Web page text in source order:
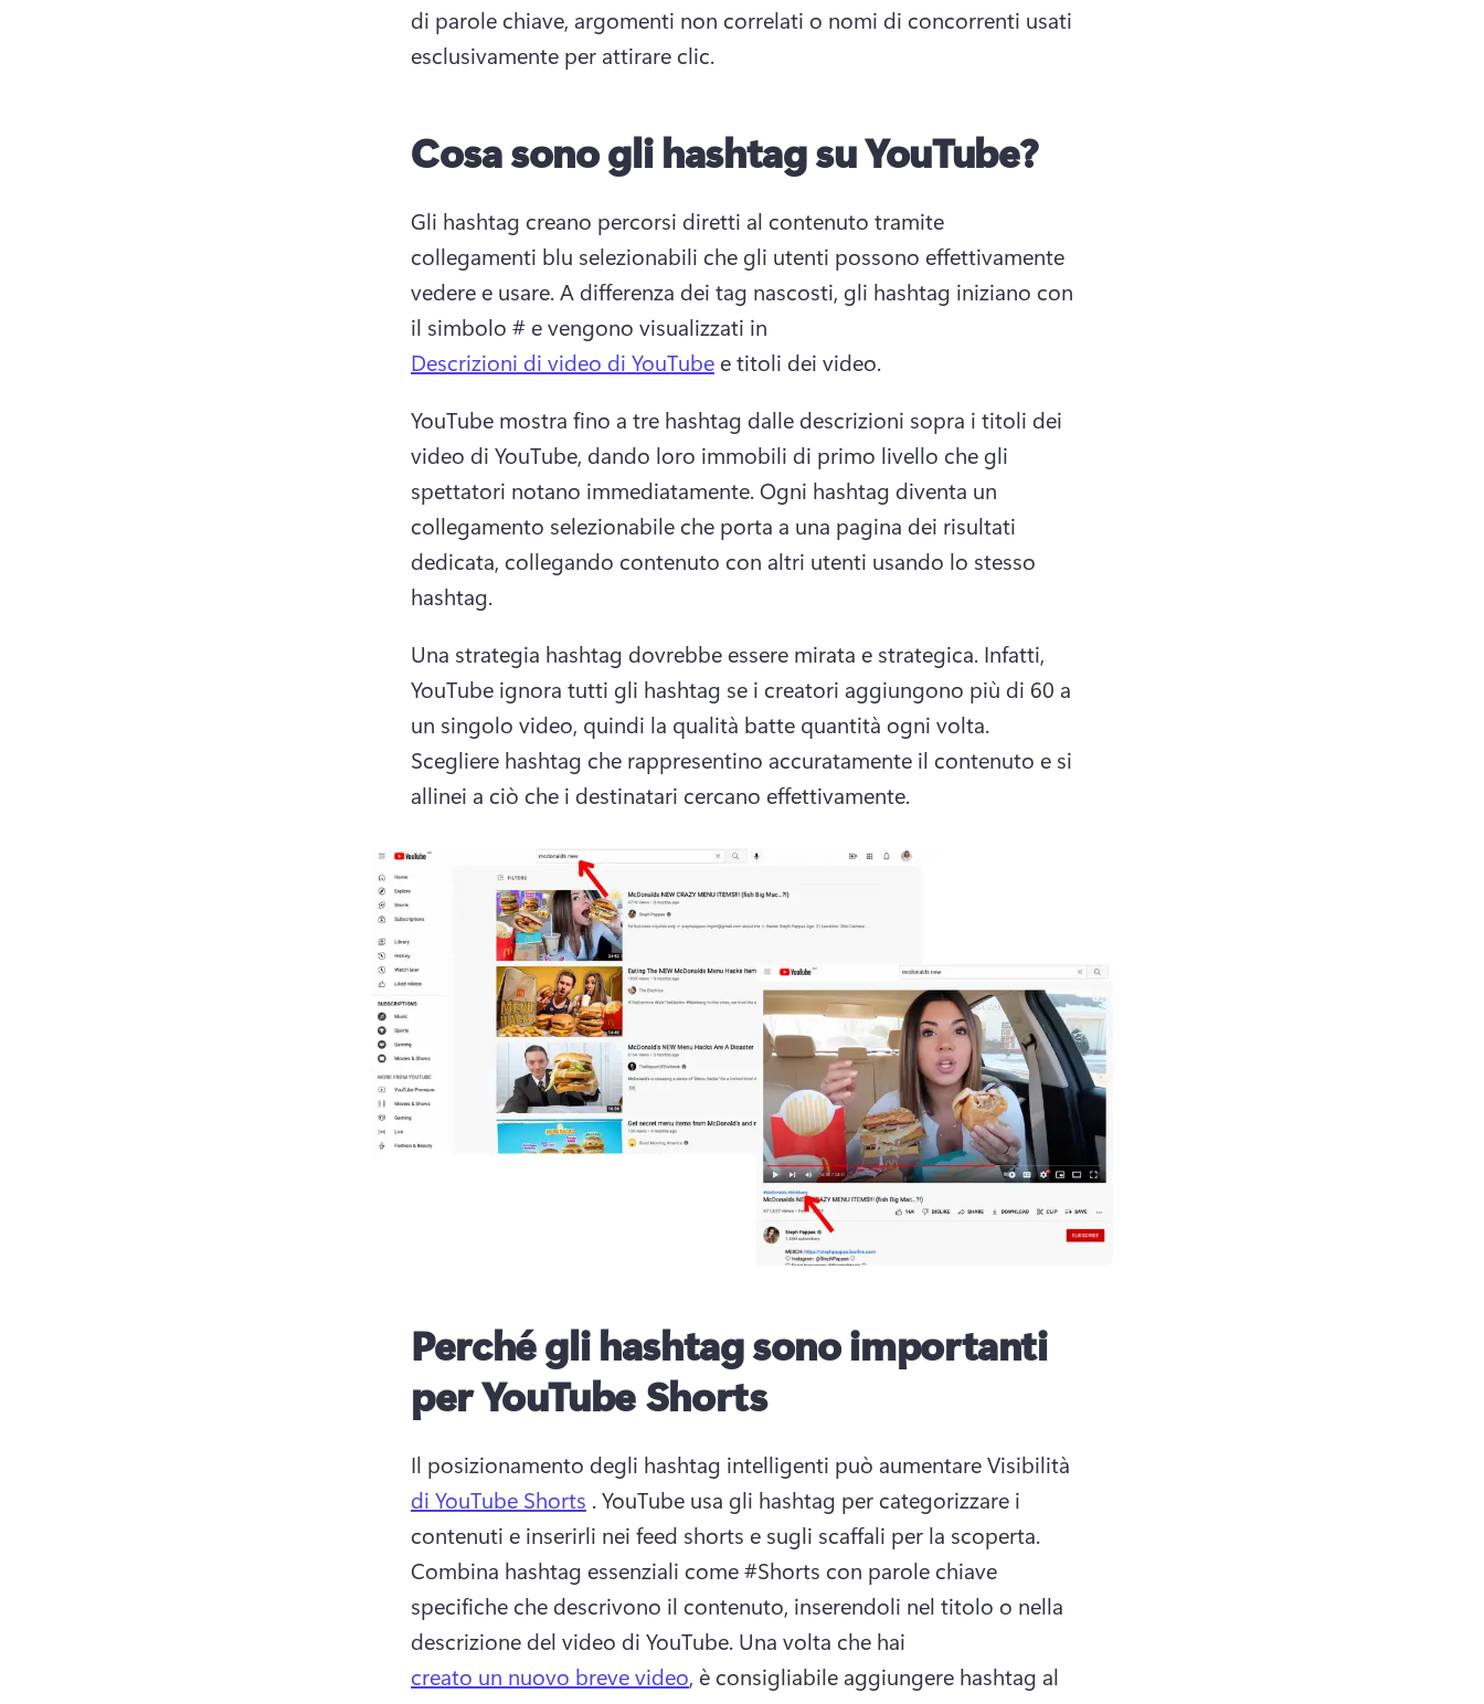
di parole chiave, argomenti non correlati o nomi di concorrenti usati
esclusivamente per attirare clic.
Cosa sono gli hashtag su YouTube?
Gli hashtag creano percorsi diretti al contenuto tramite
collegamenti blu selezionabili che gli utenti possono effettivamente
vedere e usare. A differenza dei tag nascosti, gli hashtag iniziano con
il simbolo # e vengono visualizzati in
Descrizioni di video di YouTube e titoli dei video.
YouTube mostra fino a tre hashtag dalle descrizioni sopra i titoli dei
video di YouTube, dando loro immobili di primo livello che gli
spettatori notano immediatamente. Ogni hashtag diventa un
collegamento selezionabile che porta a una pagina dei risultati
dedicata, collegando contenuto con altri utenti usando lo stesso
hashtag.
Una strategia hashtag dovrebbe essere mirata e strategica. Infatti,
YouTube ignora tutti gli hashtag se i creatori aggiungono più di 60 a
Scegliere hashtag che rappresentino accuratamente il contenuto e si
allinei a ciò che i destinatari cercano effettivamente.
Perché gli hashtag sono importanti
per YouTube Shorts
di YouTube Shorts . YouTube usa gli hashtag per categorizzare i
Combina hashtag essenziali come #Shorts con parole chiave
specifiche che descrivono il contenuto, inserendoli nel titolo o nella
descrizione del video di YouTube. Una volta che hai
creato un nuovo breve video, è consigliabile aggiungere hashtag al